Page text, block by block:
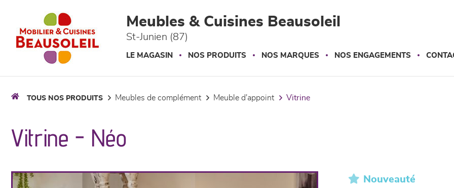
Meubles & Cuisines Beausoleil
St-Junien (87)
LE MAGASIN NOS PRODUITS NOS MARQUES NOS ENGAGEMENTS
TOUS NOS PRODUITS meubles de complément meuble d'appoint vitrine
Vitrine - Néo
Nouveauté